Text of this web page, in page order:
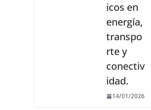
icos en
energía,
transpo
rte y
conectiv
idad.
14/01/2026